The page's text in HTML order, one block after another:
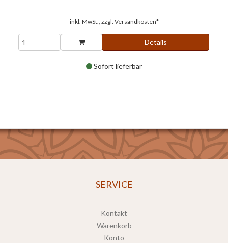
inkl. MwSt., zzgl. Versandkosten*
Details
Sofort lieferbar
SERVICE
Kontakt
Warenkorb
Konto